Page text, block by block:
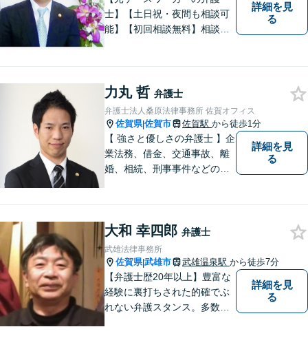
士】【土日祝・夜間も相談可
能】【初回相談無料】相談者
題／交通事故／債務整理／労
働問題など幅広く対応可能で
す。
詳細を見
る
力丸 哲 弁護士
弁護士法人桑原法律事務所 佐賀オフィス
佐賀県|佐賀市 佐賀駅 から徒歩1分
【 強さと優しさの弁護士 】企
業法務、借金、交通事故、離
婚、相続、刑事事件などのご
なリーガルサービスを提供い
たします。
詳細を見
る
大和 幸四郎 弁護士
武雄法律事務所
佐賀県|武雄市 武雄温泉駅 から徒歩7分
【弁護士歴20年以上】豊富な
経験に裏打ちされた的確でぶ
れない弁護スタンス。多数の
詳細を見
る